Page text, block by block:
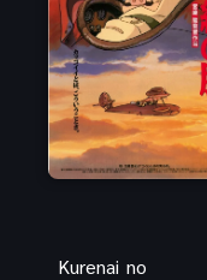
Kurenai no